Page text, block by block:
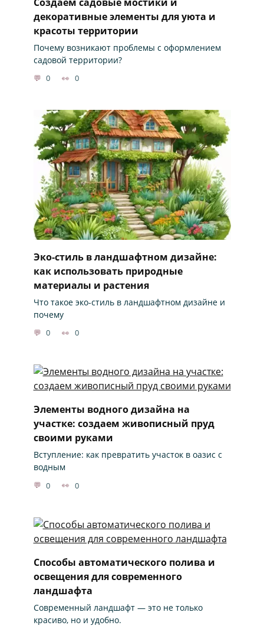
декоративные элементы для уюта и
красоты территории
Почему возникают проблемы с оформлением
садовой территории?
0 0
Эко-стиль в ландшафтном дизайне:
как использовать природные
материалы и растения
Что такое эко-стиль в ландшафтном дизайне и
почему
0 0
Элементы водного дизайна на
участке: создаем живописный пруд
своими руками
Вступление: как превратить участок в оазис с
водным
0 0
Способы автоматического полива и
освещения для современного
ландшафта
Современный ландшафт — это не только
красиво, но и удобно.